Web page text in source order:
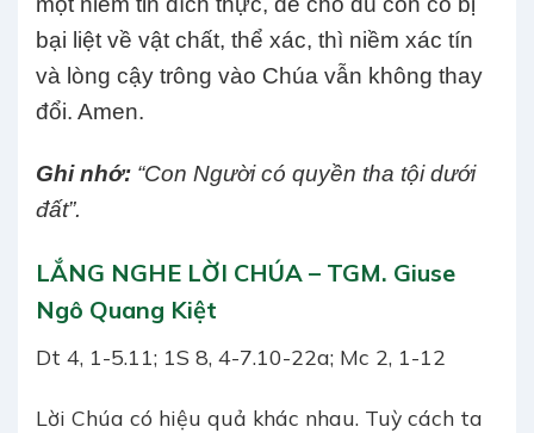
bại liệt về vật chất, thể xác, thì niềm xác tín
và lòng cậy trông vào Chúa vẫn không thay
đổi. Amen.
Ghi nhớ: “Con Người có quyền tha tội dưới
đất”.
LẮNG NGHE LỜI CHÚA – TGM. Giuse
Ngô Quang Kiệt
Dt 4, 1-5.11; 1S 8, 4-7.10-22a; Mc 2, 1-12
Lời Chúa có hiệu quả khác nhau. Tuỳ cách ta